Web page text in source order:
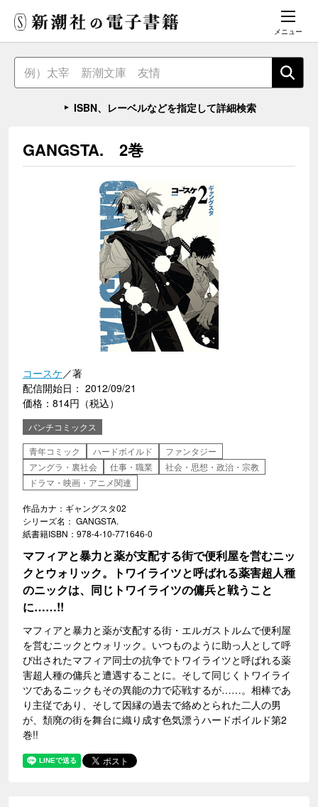
メニュー
ISBN、レーベルなどを指定して詳細検索
GANGSTA. 2巻
コースケ／著
配信開始日： 2012/09/21
価格：814円（税込）
バンチコミックス
青年コミック
ハードボイルド
ファンタジー
アングラ・裏社会
仕事・職業
社会・思想・政治・宗教
ドラマ・映画・アニメ関連
作品カナ：ギャングスタ02
シリーズ名： GANGSTA.
紙書籍ISBN：978-4-10-771646-0
マフィアと暴力と薬が支配する街で便利屋を営むニッ
クとウォリック。トワイライツと呼ばれる薬害超人種
のニックは、同じトワイライツの傭兵と戦うこと
に……!!
マフィアと暴力と薬が支配する街・エルガストルムで便利屋
を営むニックとウォリック。いつものように助っ人として呼
び出されたマフィア同士の抗争でトワイライツと呼ばれる薬
害超人種の傭兵と遭遇することに。そして同じくトワイライ
ツであるニックもその異能の力で応戦するが……。相棒であ
り主従であり、そして因縁の過去で絡めとられた二人の男
が、頽廃の街を舞台に織り成す色気漂うハードボイルド第2
巻!!